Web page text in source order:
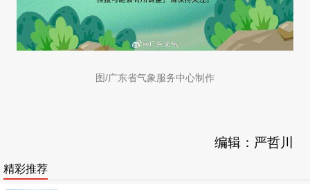
图/广东省气象服务中心制作
编辑：严哲川
精彩推荐